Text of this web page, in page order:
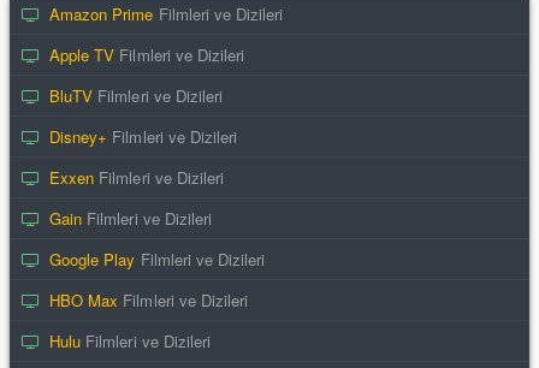
Amazon Prime Filmleri ve Dizileri
Apple TV Filmleri ve Dizileri
BluTV Filmleri ve Dizileri
Disney+ Filmleri ve Dizileri
Exxen Filmleri ve Dizileri
Gain Filmleri ve Dizileri
Google Play Filmleri ve Dizileri
HBO Max Filmleri ve Dizileri
Hulu Filmleri ve Dizileri